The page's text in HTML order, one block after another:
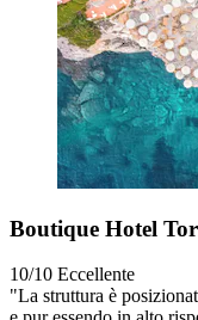
Boutique Hotel
10/10 Eccellente
"La struttura è